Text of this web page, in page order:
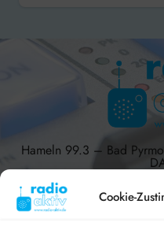
Cookie-
Hameln 99.3 – Bad